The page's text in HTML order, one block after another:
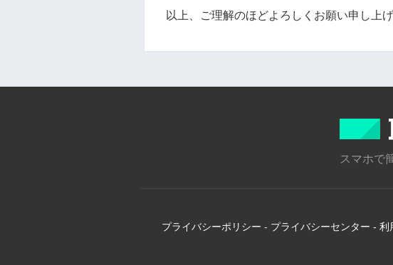
以上、ご理解のほどよろしくお願い申し上
スマホで
プライバシーポリシー - プライバシーセンター - 利